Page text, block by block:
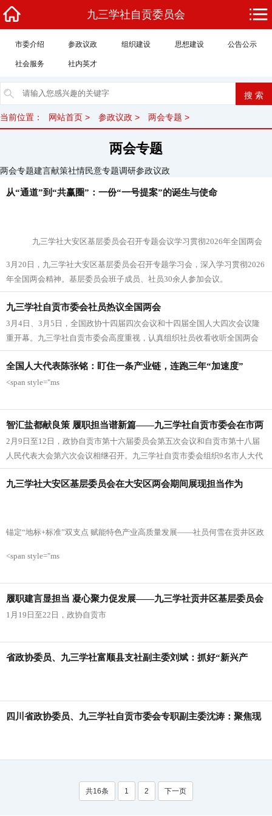
九三学社自贡委员会
市委介绍 参政议政 组织建设 思想建设 公告公示
社会服务 社内英才
当前位置： 网站首页 > 参政议政 > 两会专题 >
两会专题
两会专题建言献策社情民意专题调研参政议政
从“通道”到“共赢圈”：一份“一号提案”的诞生与使命
九三学社大安区基层委员会召开专题会议学习贯彻2026年全国两会
精神
3月20日，九三学社大安区基层委员会召开专题学习会，深入学习贯彻2026
年全国两会精神。基层委员会班子成员、社员30余人参加会议。
九三学社自贡市委会社员热议全国两会
3月4日、3月5日，全国政协十四届四次会议和十四届全国人大四次会议隆
重开幕。九三学社自贡市委会高度重视，认真组织社员收看收听全国两会
报道，密切关注会议进程。
全国人大代表陈张铭：盯住一条产业链，连跑三年“加速度”
<span style="ms
智汇盐都献良策 履职担当谱新篇——九三学社自贡市委会在市两
会上积极建言献策
2月9日至12日，政协自贡市第十六届委员会第五次会议和自贡市第十八届
人民代表大会第六次会议相继召开。九三学社自贡市委会组织9名市人大代
表、23名市政协委员，以高度的政治责任感和饱满的履职热情参会，充分
展现了九三学社的担当与作为。
九三学社大安区基层委员会在大安区两会期间展现担当作为
锚定“地标+标准”双支点 赋能特色产业高质量发展——社员何雪在贡井区政
协十届六次会议上作大会发言
<span style="ms
履职建言显担当 凝心聚力促发展——九三学社贡井区基层委员会
社员积极参加贡井区政协十届六次会议
1月19日至22日，政协自贡市
省政协委员、九三学社富顺县支社副主委刘斌：抓好“新兴产
四川省政协委员、九三学社自贡市委会专职副主委沈涛：聚焦现
共16条 1 2 下一页